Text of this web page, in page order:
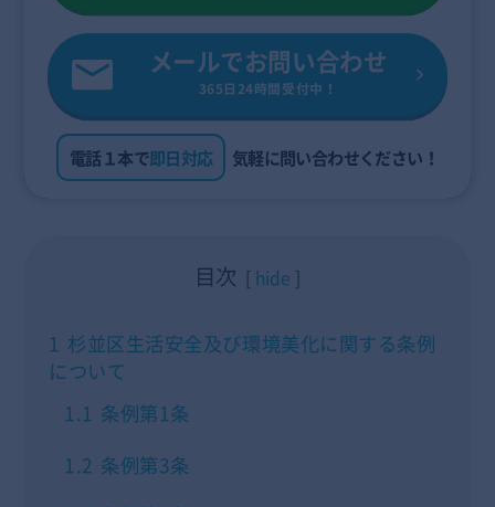
メールでお問い合わせ
365日24時間受付中！
電話１本で即日対応 気軽に問い合わせください！
目次 hide
1 杉並区生活安全及び環境美化に関する条例
について
1.1 条例第1条
1.2 条例第3条